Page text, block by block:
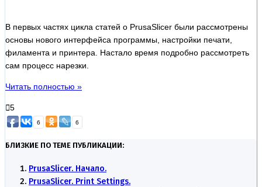
В первых частях цикла статей о PrusaSlicer были рассмотрены
основы нового интерфейса программы, настройки печати,
филамента и принтера. Настало время подробно рассмотреть
сам процесс нарезки.
Читать полностью »
5
6 6
БЛИЗКИЕ ПО ТЕМЕ ПУБЛИКАЦИИ:
PrusaSlicer. Начало.
PrusaSlicer. Print Settings.